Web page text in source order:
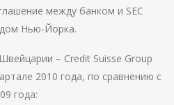
между банком и SEC
Нью-Йорка.
– Credit Suisse Group
2010 года, по сравнению с
года: